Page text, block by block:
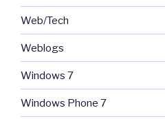
Web/Tech
Weblogs
Windows 7
Windows Phone 7